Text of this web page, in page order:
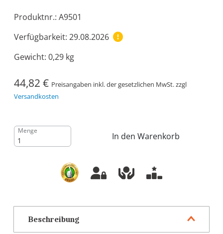
Produktnr.: A9501
Verfügbarkeit: 29.08.2026
Gewicht: 0,29 kg
44,82 € Preisangaben inkl. der gesetzlichen MwSt. zzgl
Versandkosten
Menge
In den Warenkorb
Beschreibung